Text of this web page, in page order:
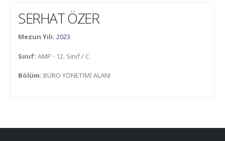
SERHAT ÖZER
Mezun Yılı: 2023
Sınıf: AMP - 12. Sınıf / C
Bölüm: BÜRO YÖNETİMİ ALANI